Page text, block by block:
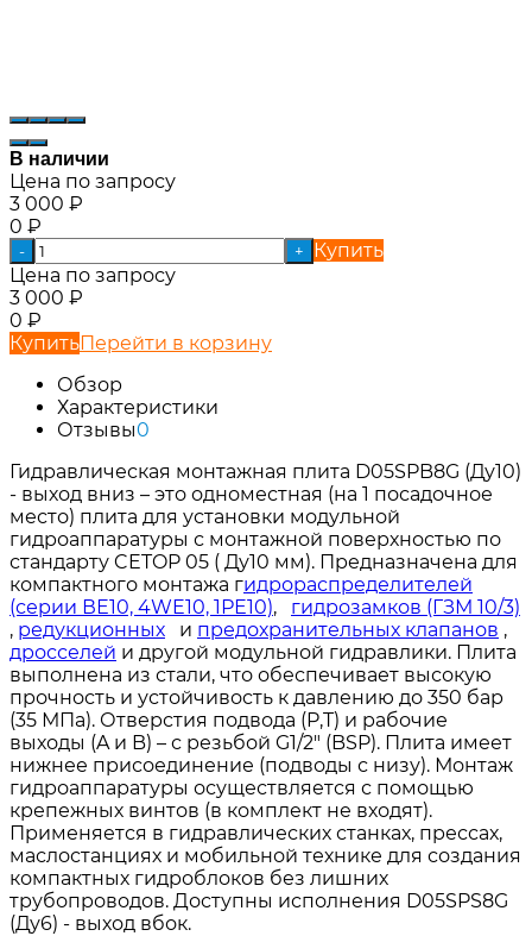
В наличии
Цена по запросу
3 000 ₽
0 ₽
- +
Купить
Цена по запросу
3 000 ₽
0 ₽
КупитьПерейти в корзину
Обзор
Характеристики
Отзывы0
Гидравлическая монтажная плита D05SPB8G (Ду10)
- выход вниз – это одноместная (на 1 посадочное
место) плита для установки модульной
гидроаппаратуры с монтажной поверхностью по
стандарту CETOP 05 ( Ду10 мм). Предназначена для
компактного монтажа гидрораспределителей
(серии ВЕ10, 4WE10, 1РЕ10), гидрозамков (ГЗМ 10/3)
, редукционных и предохранительных клапанов ,
дросселей и другой модульной гидравлики. Плита
выполнена из стали, что обеспечивает высокую
прочность и устойчивость к давлению до 350 бар
(35 МПа). Отверстия подвода (P,T) и рабочие
выходы (A и B) – с резьбой G1/2" (BSP). Плита имеет
нижнее присоединение (подводы с низу). Монтаж
гидроаппаратуры осуществляется с помощью
крепежных винтов (в комплект не входят).
Применяется в гидравлических станках, прессах,
маслостанциях и мобильной технике для создания
компактных гидроблоков без лишних
трубопроводов. Доступны исполнения D05SPS8G
(Ду6) - выход вбок.